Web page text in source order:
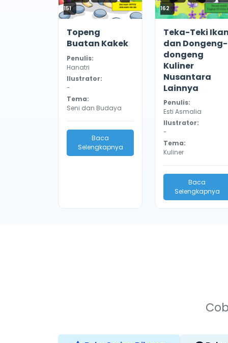
151
Topeng
Buatan Kakek
Penulis:
Hanatri
Ilustrator:
-
Tema:
Seni dan Budaya
Baca
Selengkapnya
162
Teka-Teki
dan Dongeng-
dongeng
Kuliner
Nusantara
Lainnya
Penulis:
Esti Asmalia
Ilustrator:
-
Tema:
Kuliner
Baca
Selengkapnya